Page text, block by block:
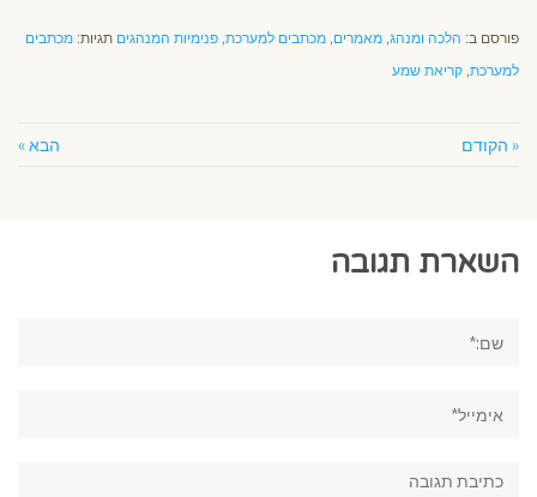
פורסם ב: הלכה ומנהג, מאמרים, מכתבים למערכת, פנימיות המנהגים תגיות: מכתבים
למערכת, קריאת שמע
« הקודם הבא »
השארת תגובה